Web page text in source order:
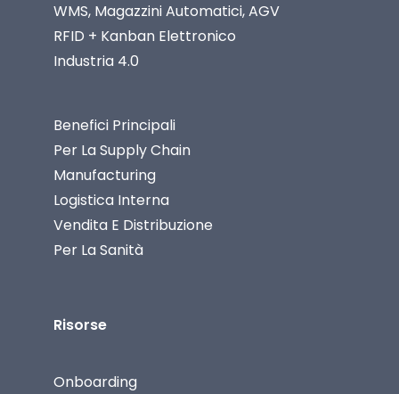
WMS, Magazzini Automatici, AGV
RFID + Kanban Elettronico
Industria 4.0
Benefici Principali
Per La Supply Chain
Manufacturing
Logistica Interna
Vendita E Distribuzione
Per La Sanità
Risorse
Onboarding